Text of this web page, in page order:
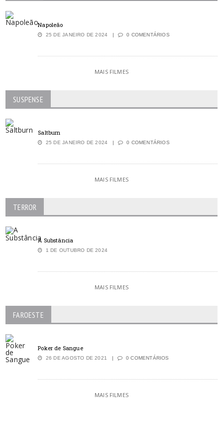
Napoleão
25 DE JANEIRO DE 2024 0 COMENTÁRIOS
MAIS FILMES
SUSPENSE
Saltburn
25 DE JANEIRO DE 2024 0 COMENTÁRIOS
MAIS FILMES
TERROR
A Substância
1 DE OUTUBRO DE 2024
MAIS FILMES
FAROESTE
Poker de Sangue
26 DE AGOSTO DE 2021 0 COMENTÁRIOS
MAIS FILMES